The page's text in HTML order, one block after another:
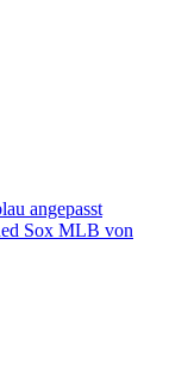
angepasst
Sox MLB von